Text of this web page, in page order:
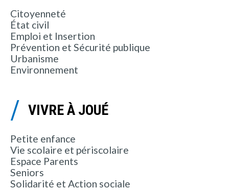
Citoyenneté
État civil
Emploi et Insertion
Prévention et Sécurité publique
Urbanisme
Environnement
VIVRE À JOUÉ
Petite enfance
Vie scolaire et périscolaire
Espace Parents
Seniors
Solidarité et Action sociale